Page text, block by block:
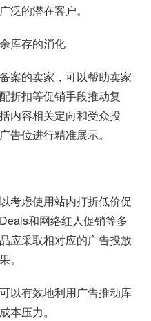
泛的潜在客户。
库存的消化
案的卖家，可以帮助卖家
折扣等促销手段推动复
内容相关定向和受众投
告位进行精准展示。
考虑使用站内打折低价促
和网络红人促销等多
应采取相对应的广告投放
。
以有效地利用广告推动库
本压力。